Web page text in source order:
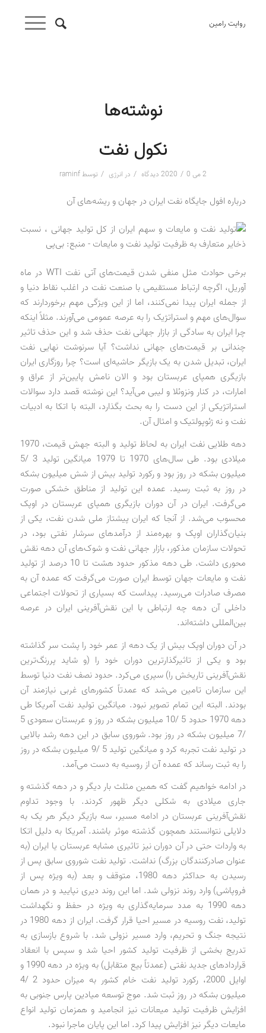
روایت رامین
نوشته‌ها
نکول نفت
2 می 2020 / 0 دیدگاه / در انرژی / توسط raminf
درباره افول جایگاه نفت ایران در جهان و ریشه‌های آن
برخی حوادث مثل منفی شدن قیمت‌های آتی نفت WTI در ماه
آوریل، اگرچه ارتباط مستقیمی با صنعت نفت در اغلب نقاط دنیا و
از جمله ایران پیدا نمی‌کنند، اما از این ویژگی مهم برخوردارند که
سوال‌های مهم و استراتژیک را به عرصه عمومی می‌آورند. مثلاً اینکه
چرا ایران به سادگی از بازار جهانی نفت حذف شد و این حذف تاثیر
چندانی بر قیمت‌های جهانی نداشت؟ آیا سرنوشت نهایی نفت
ایران، تبدیل شدن به یک بازیگر حاشیه‌ای است؟ چرا روزگاری ایران
بازیگری همپای عربستان بود و الان نامش پایین‌تر از عراق و
امارات، در کنار ونزوئلا و لیبی می‌آید؟ این نوشته قصد دارد سوالات
استراتژیکی از این دست را به بحث بگذارد، البته با اتکا به ادبیات
نفت و نه ژئوپولتیک و امثال آن.
دهه طلایی نفت ایران به لحاظ تولید و البته جهش قیمت، 1970
میلادی بود. طی سال‌های 1970 تا 1979 میانگین تولید 3 /5
میلیون بشکه در روز بود و رکورد تولید بیش از شش میلیون بشکه
در روز به ثبت رسید. عمده این تولید از مناطق خشکی صورت
می‌گرفت. ایران در آن دوران بازیگری همپای عربستان در اوپک
محسوب می‌شد. از آنجا که ایران پیشتاز ملی شدن نفت، یکی از
بنیان‌گذاران اوپک و بهره‌مند از درآمدهای سرشار نفتی بود، در
تحولات سازمان مذکور، بازار جهانی نفت و شوک‌های آن دهه نقش
محوری داشت. طی دهه مذکور حدود هشت تا 10 درصد از تولید
نفت و مایعات جهان توسط ایران صورت می‌گرفت که عمده آن به
مصرف صادرات می‌رسید. پیداست که بسیاری از تحولات اجتماعی
داخلی آن دهه چه ارتباطی با این نقش‌آفرینی ایران در عرصه
بین‌المللی داشته‌اند.
در آن دوران اوپک بیش از یک دهه از عمر خود را پشت سر گذاشته
بود و یکی از تاثیرگذارترین دوران خود را (و شاید پررنگ‌ترین
نقش‌آفرینی تاریخش را) سپری می‌کرد. حدود نصف نفت دنیا توسط
این سازمان تامین می‌شد که عمدتاً کشورهای غربی نیازمند آن
بودند. البته این تمام تصویر نبود. میانگین تولید نفت آمریکا طی
دهه 1970 حدود 5 /10 میلیون بشکه در روز و عربستان سعودی 5
/7 میلیون بشکه در روز بود. شوروی سابق در این دهه رشد بالایی
در تولید نفت تجربه کرد و میانگین تولید 5 /9 میلیون بشکه در روز
را به ثبت رساند که عمده آن از روسیه به دست می‌آمد.
در ادامه خواهیم گفت که همین مثلث بار دیگر و در دهه گذشته و
جاری میلادی به شکلی دیگر ظهور کردند. با وجود تداوم
نقش‌آفرینی عربستان در ادامه مسیر، سه بازیگر دیگر هر یک به
دلایلی نتوانستند همچون گذشته موثر باشند. آمریکا به دلیل اتکا
به واردات حتی در آن دوران نیز تاثیری مشابه عربستان یا ایران (به
عنوان صادرکنندگان بزرگ) نداشت. تولید نفت شوروی سابق پس از
رسیدن به حداکثر دهه 1980، متوقف و بعد (به ویژه پس از
فروپاشی) وارد روند نزولی شد. اما این روند دیری نپایید و در همان
دهه 1990 به مدد سرمایه‌گذاری به ویژه در حفظ و نگهداشت
تولید، نفت روسیه در مسیر احیا قرار گرفت. ایران از دهه 1980 در
نتیجه جنگ و تحریم، وارد مسیر نزولی شد. با شروع بازسازی به
تدریج بخشی از ظرفیت تولید کشور احیا شد و سپس با انعقاد
قراردادهای جدید نفتی (عمدتاً بیع متقابل) به ویژه در دهه 1990 و
اوایل 2000، رکورد تولید نفت خام کشور به میزان حدود 2 /4
میلیون بشکه در روز ثبت شد. موج توسعه میادین پارس جنوبی به
افزایش ظرفیت تولید میعانات نیز انجامید و همزمان تولید انواع
مایعات دیگر نیز افزایش پیدا کرد. اما این پایان ماجرا نبود.